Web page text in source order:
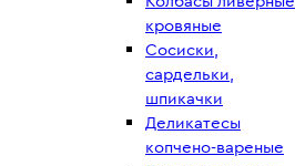
кровяные
Сосиски,
сардельки,
шпикачки
Деликатесы
копчено-вареные